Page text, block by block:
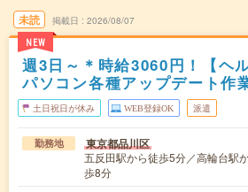
未読
NEW
掲載日 2026/08/07
週3日～＊時給3060円！【ヘ
パソコン各種アップデート作
土日祝日が休み WEB登録OK 派遣
勤務地 東京都品川区
五反田駅から徒歩5分／高輪台駅
歩8分